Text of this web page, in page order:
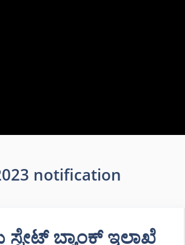
notification
ಬ್ಯಾಂಕ್ ಇಲಾಖೆ